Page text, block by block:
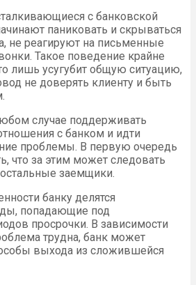
с банковской
паниковать и скрываться
не реагируют на письменные
Такое поведение крайне
лишь усугубит общую ситуацию,
не доверять клиенту и быть
случае поддерживать
с банком и идти
проблемы. В первую очередь
что за этим может следовать
заемщики.
банку делятся
попадающие под
просрочки. В зависимости
трудна, банк может
выхода из сложившейся